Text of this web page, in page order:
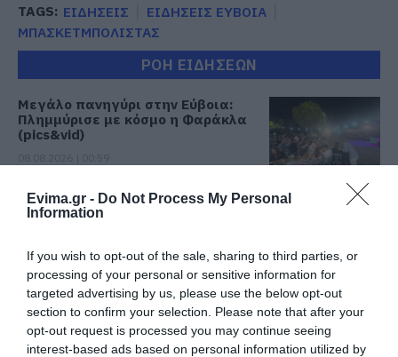
Evima.gr - Do Not Process My Personal
Information
If you wish to opt-out of the sale, sharing to third parties, or
processing of your personal or sensitive information for
targeted advertising by us, please use the below opt-out
section to confirm your selection. Please note that after your
opt-out request is processed you may continue seeing
interest-based ads based on personal information utilized by
TAGS: ΕΙΔΗΣΕΙΣ
ΕΙΔΗΣΕΙΣ ΕΥΒΟΙΑ
ΜΠΑΣΚΕΤΜΠΟΛΙΣΤΑΣ
ΡΟΗ ΕΙΔΗΣΕΩΝ
Μεγάλο πανηγύρι στην Εύβοια:
Πλημμύρισε με κόσμο η Φαράκλα
(pics&vid)
Ο καιρός αλλάζει πρόσωπο:
Έρχονται 40άρια μαζί με
07.08.2026 | 22:20
Εύβοια: Ηχηρό μήνυμα πέντε
χρόνια μετά τη μεγάλη
καταστροφή του 2021
07.08.2026 | 22:00